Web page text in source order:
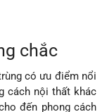
chắc
có ưu điểm nổi
cách nội thất khác
đến phong cách